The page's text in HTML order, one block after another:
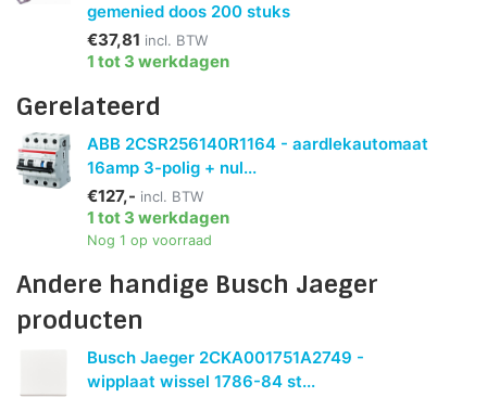
gemenied doos 200 stuks
€37,81 incl. BTW
1 tot 3 werkdagen
Gerelateerd
ABB 2CSR256140R1164 - aardlekautomaat
16amp 3-polig + nul...
€127,- incl. BTW
1 tot 3 werkdagen
Nog 1 op voorraad
Andere handige Busch Jaeger
producten
Busch Jaeger 2CKA001751A2749 -
wipplaat wissel 1786-84 st...